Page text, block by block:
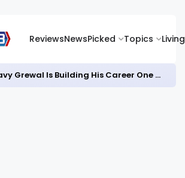
ReviewsNewsPicked Topics Living
Animal Actor Davy Grewal Is Building His Career One Role at a Time- from Courtrooms to Cinema